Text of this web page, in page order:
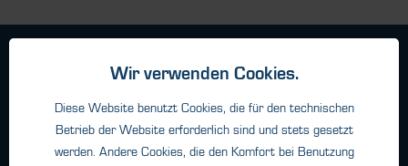
Datenschutz
Wir verwenden Cookies.
Diese Website benutzt Cookies, die für den technischen
Betrieb der Website erforderlich sind und stets gesetzt
werden. Andere Cookies, die den Komfort bei Benutzung